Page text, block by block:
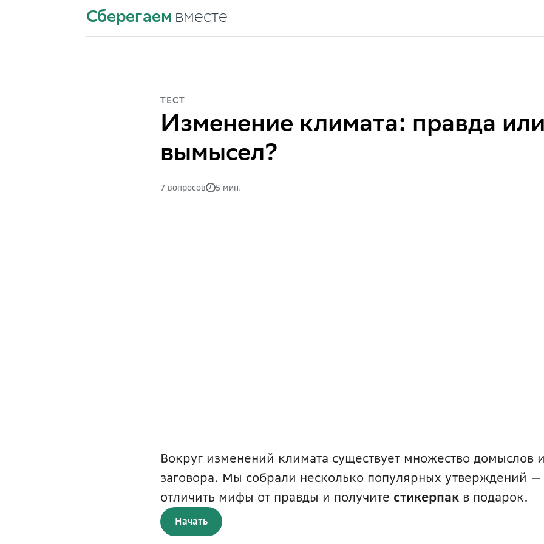
Сберегаем вместе
ТЕСТ
Изменение климата: правда или
вымысел?
7 вопросов 5 мин.
Вокруг изменений климата существует множество домыслов
заговора. Мы собрали несколько популярных утверждений —
отличить мифы от правды и получите стикерпак в подарок.
Начать